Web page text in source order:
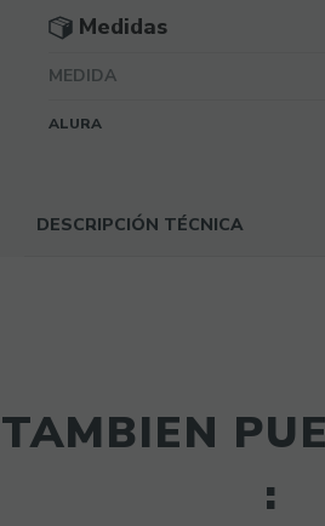
Medidas
MEDIDA
ALURA
DESCRIPCIÓN TÉCNICA
TAMBIEN
: